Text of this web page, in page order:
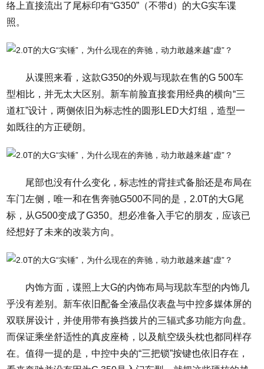
络上直接流出了尾标印有“G350”（不带d）的大G实车谍
照。
从谍照来看，这款G350的外观与现款在售的G 500车
型相比，并无太大区别。新车前脸直接套用经典的横向“三
道杠”设计，两侧依旧为标志性的圆形LED大灯组，造型一
如既往的方正硬朗。
尾部也没有什么变化，标志性的背挂式备胎还是布局在
车门左侧，唯一和在售奔驰G500不同的是，2.0T的大G尾
标，从G500变成了G350。想必准备入手它的朋友，应该已
经想好了未来的改装方向。
内饰方面，谍照上大G的内饰布局与现款车型的内饰几
乎没有差别。新车依旧配备全液晶仪表盘与中控多媒体屏的
双联屏设计，并使用带有换挡拨片的三辐式多功能方向盘。
而保证乘坐舒适性的真皮座椅，以及航空级头枕也都同样存
在。值得一提的是，中控中央的“三把锁”按键也依旧存在，